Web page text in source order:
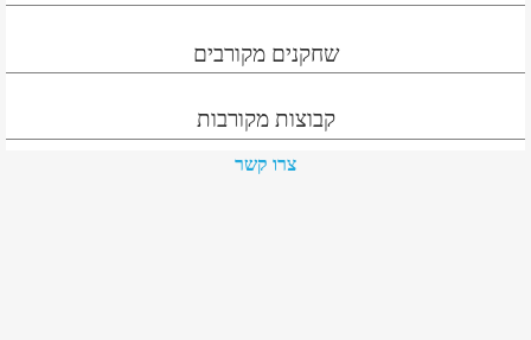
שחקנים מקורבים
קבוצות מקורבות
צרו קשר